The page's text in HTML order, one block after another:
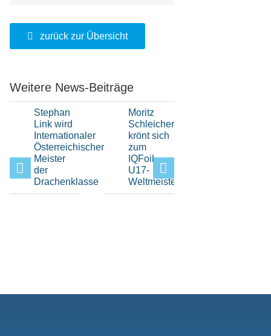
zurück zur Übersicht
Weitere News-Beiträge
Stephan
Link wird
Internationaler
Österreichischer
Meister
der
Drachenklasse
Moritz
Schleicher
krönt sich
zum
IQFoil
U17-
Weltmeister